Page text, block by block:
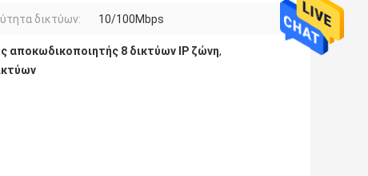
δικτύων: 10/100Mbps
αποκωδικοποιητής 8 δικτύων IP ζώνη,